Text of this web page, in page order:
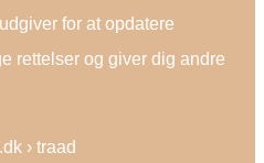
for at opdatere
rettelser og giver dig andre
› traad